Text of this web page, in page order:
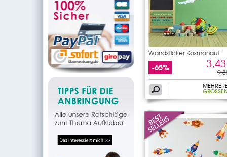
Wandsticker Kosmonaut
-65%
GRÖSSEN